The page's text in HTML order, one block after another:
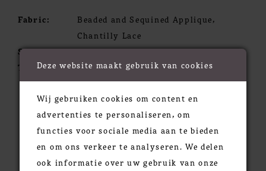
Fabric:
Beaded and Sequined Applique,
Chantilly Lace
Sleeve
Type:
Off The Shoulder
RELATED PRODUCTS
Deze website maakt gebruik van cookies
Wij gebruiken cookies om content en
advertenties te personaliseren, om
functies voor sociale media aan te bieden
en om ons verkeer te analyseren. We delen
ook informatie over uw gebruik van onze